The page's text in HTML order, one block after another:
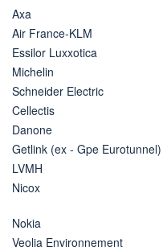
Axa
Air France-KLM
Essilor Luxxotica
Michelin
Schneider Electric
Cellectis
Danone
Getlink (ex - Gpe Eurotunnel)
LVMH
Nicox
Nokia
Veolia Environnement